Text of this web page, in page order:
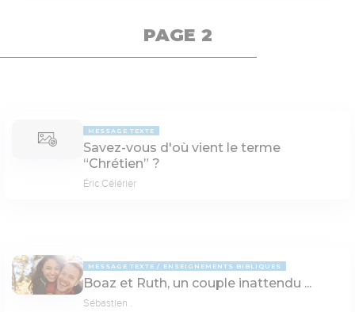
PAGE 2
MESSAGE TEXTE
Savez-vous d'où vient le terme
“Chrétien” ?
Éric Célérier
MESSAGE TEXTE ENSEIGNEMENTS BIBLIQUES
Boaz et Ruth, un couple inattendu ...
Sébastien .